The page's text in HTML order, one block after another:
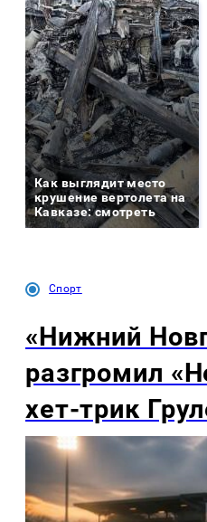
Как выглядит место
крушение вертолета на
Кавказе: смотреть
Спорт
«Нижний
разгромил
хет-трик